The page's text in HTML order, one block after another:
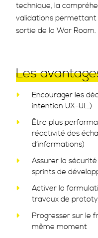
technique, la
validations permettant
sortie de la War Room.
Les
Encourager les
intention UX-UI...)
Être plus
réactivité des
d’informations)
Assurer la
sprints de
Activer la
travaux de
Progresser sur le
même moment